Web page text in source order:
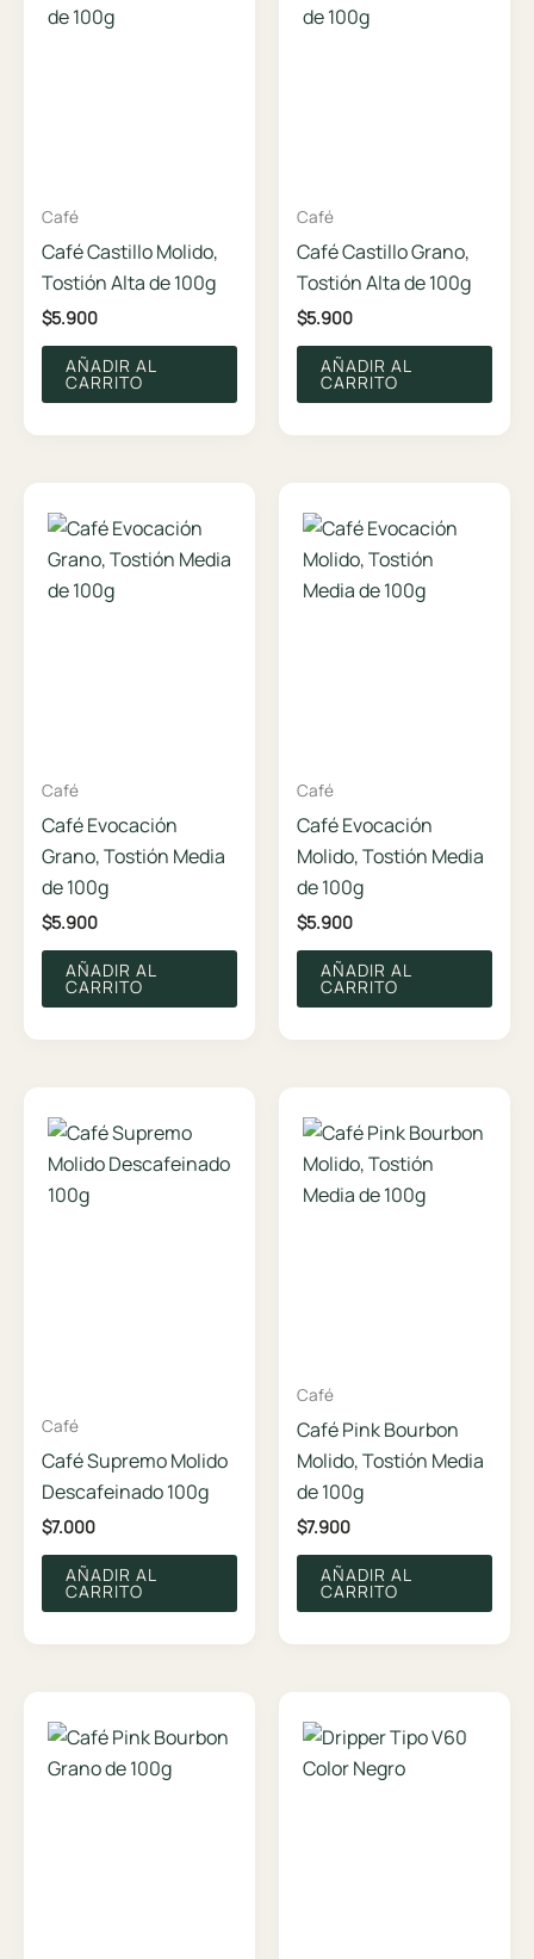
Café
Café Castillo Molido,
Tostión Alta de 100g
$5.900
AÑADIR AL
CARRITO
Café
Café Castillo Grano,
Tostión Alta de 100g
$5.900
AÑADIR AL
CARRITO
Café
Café Evocación
Grano, Tostión Media
de 100g
$5.900
AÑADIR AL
CARRITO
Café
Café Evocación
Molido, Tostión Media
de 100g
$5.900
AÑADIR AL
CARRITO
Café
Café Supremo Molido
Descafeinado 100g
$7.000
AÑADIR AL
CARRITO
Café
Café Pink Bourbon
Molido, Tostión Media
de 100g
$7.900
AÑADIR AL
CARRITO